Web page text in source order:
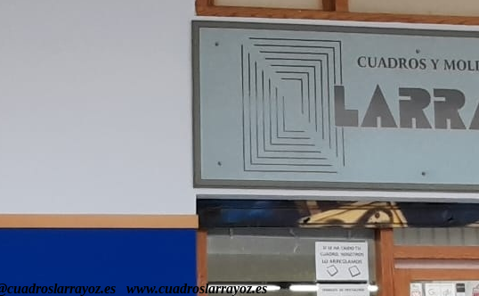
www.cuadroslarrayoz.es